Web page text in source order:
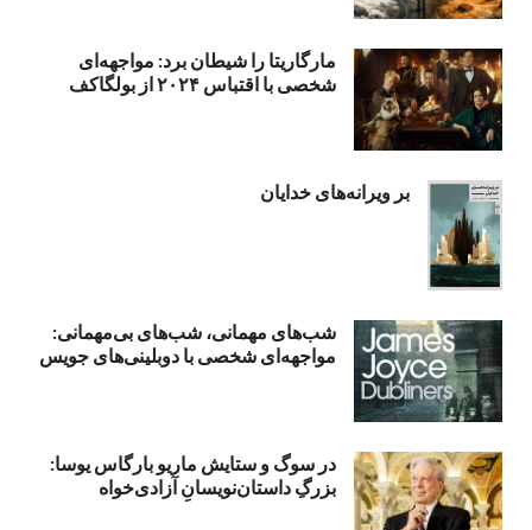
مارگاریتا را شیطان برد: مواجهه‌ای
شخصی با اقتباس ۲۰۲۴ از بولگاکف
بر ویرانه‌های خدایان
شب‌های مهمانی، شب‌های بی‌مهمانی:
مواجهه‌ای شخصی با دوبلینی‌های جویس
در سوگ و ستایش ماریو بارگاس یوسا:
بزرگِ داستان‌نویسانِ آزادی‌خواه